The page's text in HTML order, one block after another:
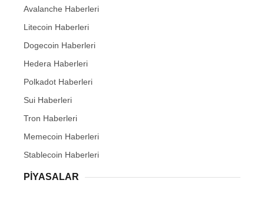
Avalanche Haberleri
Litecoin Haberleri
Dogecoin Haberleri
Hedera Haberleri
Polkadot Haberleri
Sui Haberleri
Tron Haberleri
Memecoin Haberleri
Stablecoin Haberleri
PIYASALAR